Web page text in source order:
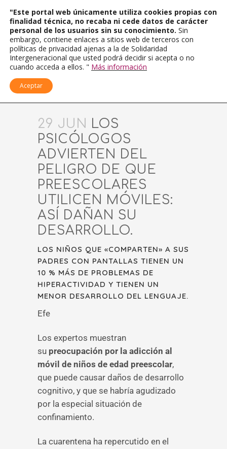
29 JUN LOS
PSICÓLOGOS
ADVIERTEN DEL
PELIGRO DE QUE
PREESCOLARES
UTILICEN MÓVILES:
ASÍ DAÑAN SU
DESARROLLO.
LOS NIÑOS QUE «COMPARTEN» A SUS
PADRES CON PANTALLAS TIENEN UN
10 % MÁS DE PROBLEMAS DE
HIPERACTIVIDAD Y TIENEN UN
MENOR DESARROLLO DEL LENGUAJE.
Efe
Los expertos muestran
su preocupación por la adicción al
móvil de niños de edad preescolar,
que puede causar daños de desarrollo
cognitivo, y que se habría agudizado
por la especial situación de
confinamiento.
La cuarentena ha repercutido en el
"Este portal web únicamente utiliza cookies propias con
finalidad técnica, no recaba ni cede datos de carácter
personal de los usuarios sin su conocimiento. Sin
embargo, contiene enlaces a sitios web de terceros con
políticas de privacidad ajenas a la de Solidaridad
Intergeneracional que usted podrá decidir si acepta o no
cuando acceda a ellos. " Más información
Aceptar